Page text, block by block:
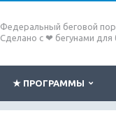
Федеральный беговой
Сделано с ❤ бегунами для
★ ПРОГРАММЫ